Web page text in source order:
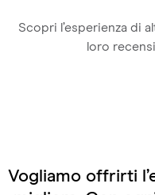
Scopri l’esperienza di
loro
Vogliamo offrirti